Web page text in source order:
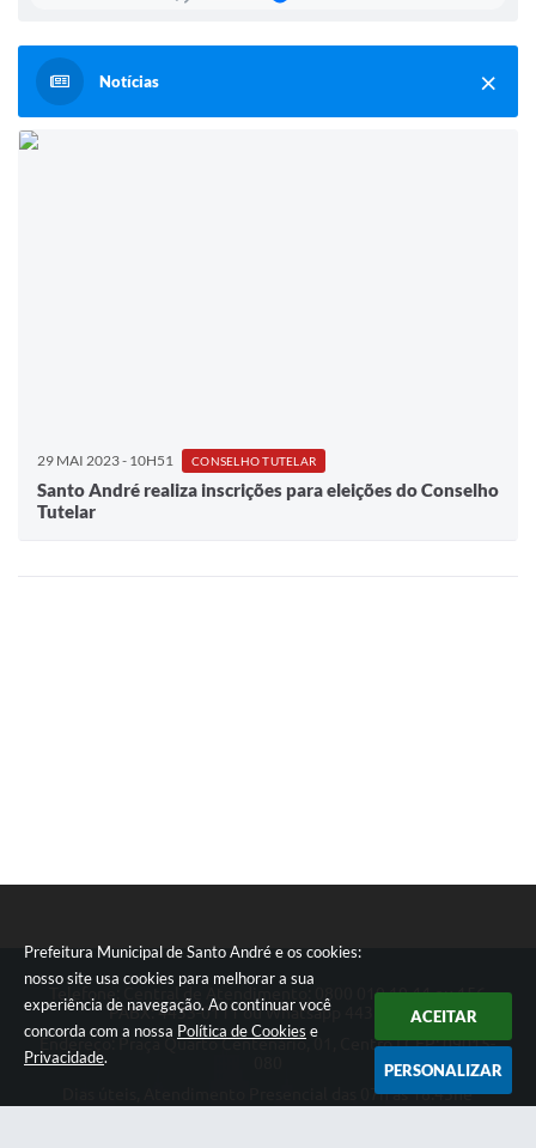
Prefeitura Municipal de Santo André e os cookies:
nosso site usa cookies para melhorar a sua
experiência de navegação. Ao continuar você
concorda com a nossa Política de Cookies e
Privacidade.
ACEITAR
PERSONALIZAR
Notícias
29 MAI 2023 - 10H51 CONSELHO TUTELAR
Santo André realiza inscrições para eleições do Conselho
Tutelar
Telefone: Central de Atendimento: 0800 019 19 44 ou 156
PABX: 4433-0111 ou Whatsapp 4433-0123
Endereço: Praça Quarto Centenário, 01, Centro | CEP: 09015-
Dias úteis, Atendimento Presencial das 07h as 18:45he